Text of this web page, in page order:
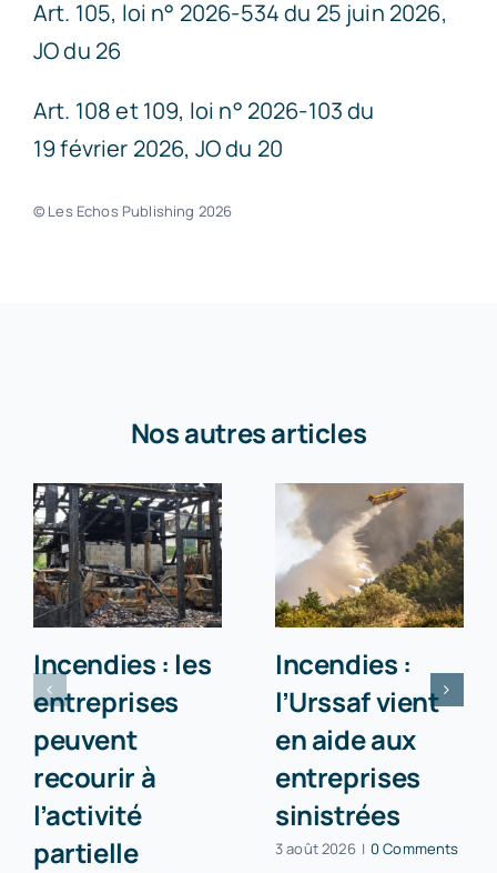
Art. 105, loi n° 2026-534 du 25 juin 2026,
JO du 26
Art. 108 et 109, loi n° 2026-103 du
19 février 2026, JO du 20
© Les Echos Publishing 2026
Nos autres articles
Incendies : les
entreprises
peuvent
recourir à
l’activité
partielle
Incendies :
l’Urssaf vient
en aide aux
entreprises
sinistrées
3 août 2026 | 0 Comments